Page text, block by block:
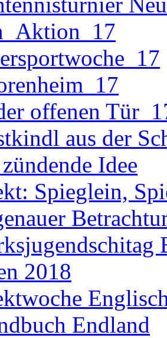
offenen
aus der
Idee
Spieglein,
2018
Endland